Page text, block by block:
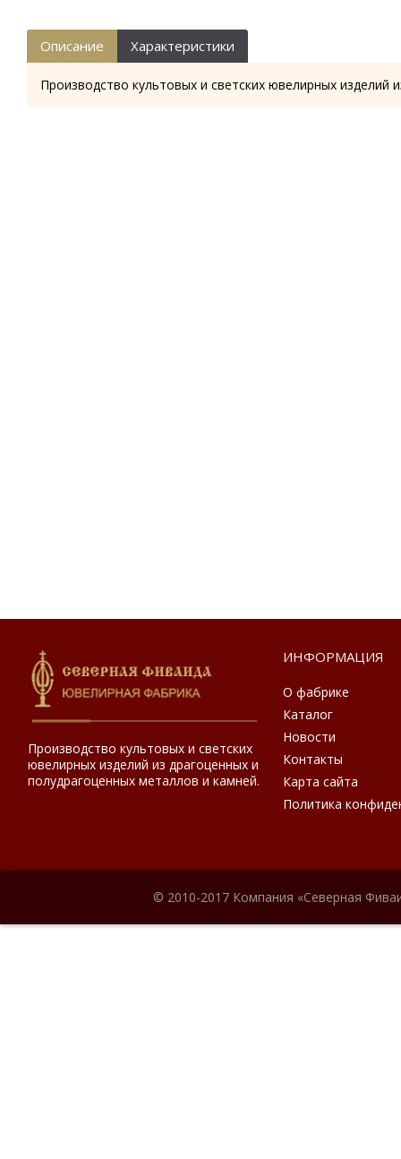
Описание Характеристики
Производство культовых и светских ювелирных изделий
Производство культовых и светских
ювелирных изделий из драгоценных и
полудрагоценных металлов и камней.
ИНФОРМАЦИЯ
О фабрике
Каталог
Новости
Контакты
Карта сайта
Политика
© 2010-2017 Компания «Северная